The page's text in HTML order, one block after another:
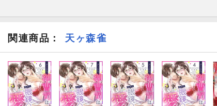
関連商品 ： 天ヶ森雀